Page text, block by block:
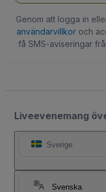
Genom att logga in
användarvillkoroch
få SMS-aviseringar
Liveevenemang
Sverige
Svenska